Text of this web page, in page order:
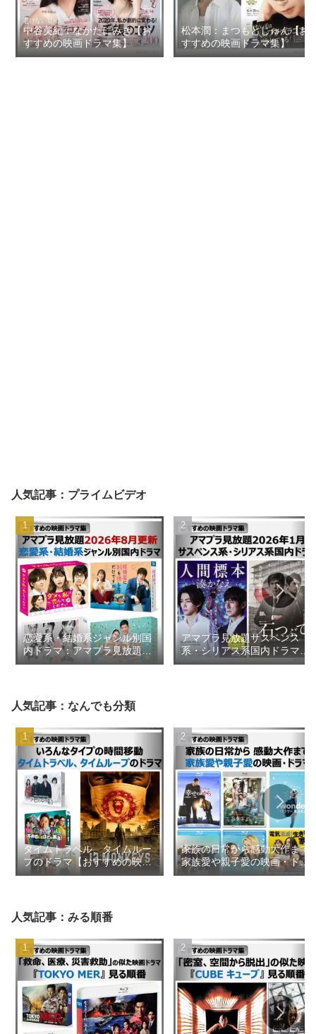
中谷美紀：なかたにみき【お
すすめの映画ドラマ集】
松本潤：まつもとじゅん【お
すすめの映画ドラマ集】
人気記事：プライムビデオ
恋愛系・結婚系ジャンル別国
内ドラマ：アマプラ見放題
2026年8月更新【おすすめの
アマプラ見放題サスペンス
系・シリアス系国内ドラマ
2026年1月【おすすめの映画
人気記事：なんでも分類
タイムトラベル、タイムルー
プのドラマ【おすすめの映画
ドラマ集】
家族の日常から感動大作まで
家族愛や親子愛の映画・ドラ
マ【おすすめの映画ドラマ
人気記事：みる順番